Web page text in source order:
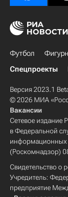
Футбол
Спецпроекты
Версия 2023.1
© 2026 МИА
Вакансии
Сетевое издание
в Федеральной
информационных
(Роскомнадзор)
Свидетельство о
Учредитель:
предприятие